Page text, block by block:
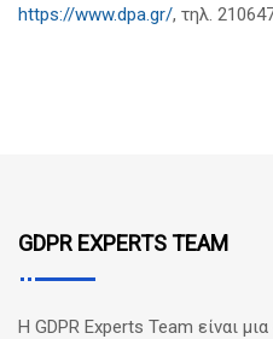
https://www.dpa.gr/, τηλ.
GDPR EXPERTS TEAM
Η GDPR Experts Team είναι